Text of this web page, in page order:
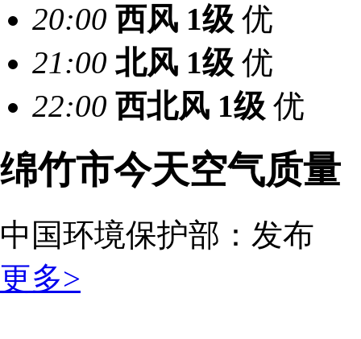
20:00 西风 1级 优
21:00 北风 1级 优
22:00 西北风 1级 优
绵竹市今天空气质量
中国环境保护部： 发布
更多>